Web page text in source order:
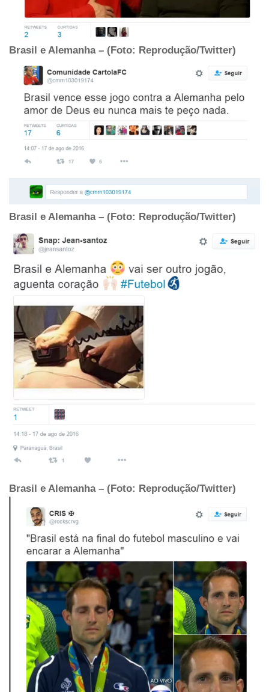
Brasil e Alemanha – (Foto: Reprodução/Twitter)
Brasil e Alemanha – (Foto: Reprodução/Twitter)
Brasil e Alemanha – (Foto: Reprodução/Twitter)